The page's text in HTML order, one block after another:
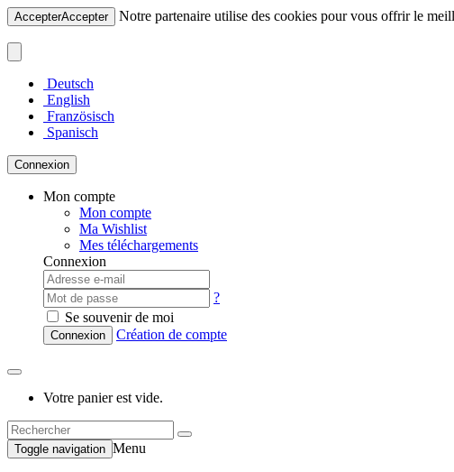
AccepterAccepter Notre partenaire utilise des cookies pour vous offrir le
Deutsch
English
Französisch
Spanisch
Connexion
Mon compte
Mon compte
Ma Wishlist
Mes téléchargements
Connexion
?
Se souvenir de moi
Connexion Création de compte
Votre panier est vide.
Toggle navigation Menu